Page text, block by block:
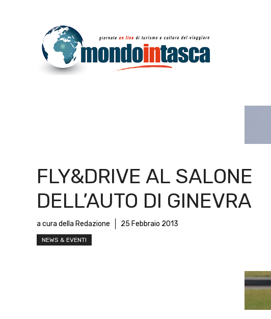
FLY&DRIVE AL SALONE
DELL’AUTO DI GINEVRA
a cura della Redazione 25 Febbraio 2013
NEWS & EVENTI